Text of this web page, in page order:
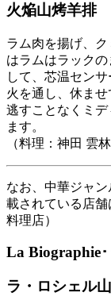
火焔山烤羊排
ラム肉を揚げ、
はラムはラック
して、芯温セン
火を通し、休ま
逃すことなくミ
ます。
（料理：神田 雲林
なお、中華ジャ
載されている店
料理店）
La Biographie･
ラ・ロシェル